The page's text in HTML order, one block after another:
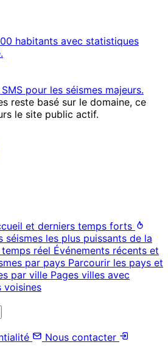
habitants avec statistiques
pour les séismes majeurs.
reste basé sur le domaine, ce
le site public actif.
et derniers temps forts
séismes les plus puissants de la
réel Événements récents et
par pays Parcourir les pays et
par ville Pages villes avec
voisines
Nous contacter